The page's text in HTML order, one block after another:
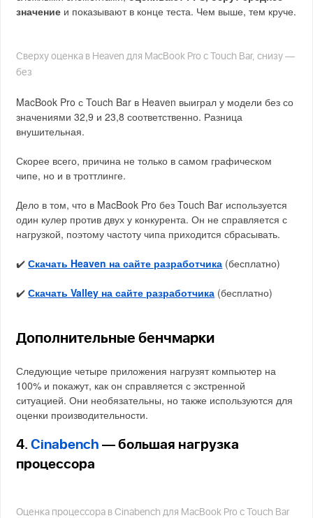
значение и показывают в конце теста. Чем выше, тем круче.
Сверху оценка в Heaven для MacBook Pro с Touch Bar, снизу —
без
MacBook Pro с Touch Bar в Heaven выиграл у модели без со
значениями 32,9 и 23,8 соответственно. Разница
внушительная.
Скорее всего, причина не только в самом графическом
чипе, но и в троттлинге.
Дело в том, что в MacBook Pro без Touch Bar используется
один кулер против двух у конкурента. Он не справляется с
нагрузкой, поэтому частоту чипа приходится сбрасывать.
✔️Скачать Heaven на сайте разработчика (бесплатно)
✔️Скачать Valley на сайте разработчика (бесплатно)
Дополнительные бенчмарки
Следующие четыре приложения нагрузят компьютер на
100% и покажут, как он справляется с экстренной
ситуацией. Они необязательны, но также используются для
оценки производительности.
4.Cinabench — большая нагрузка
процессора
Оценка процессора в Cinabench для MacBook Pro с Touch Bar